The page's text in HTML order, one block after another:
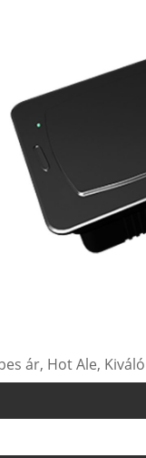
ár, Hot Ale,